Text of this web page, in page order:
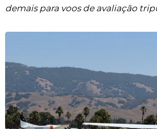
demais para voos de avaliação